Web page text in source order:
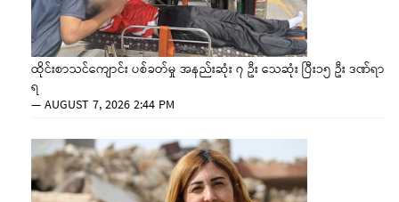
ထိုင်းစာသင်ကျောင်း ပစ်ခတ်မှု အနည်းဆုံး ၇ ဦး သေဆုံး ပြီး၁၅ ဦး ဒဏ်ရာ
ရ
—AUGUST 7, 2026 2:44 PM